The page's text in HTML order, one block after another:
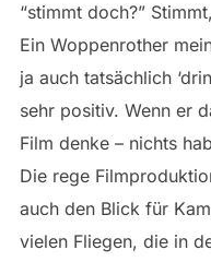
“stimmt doch?”
Ein Woppenrother
ja auch tatsächlich
sehr positiv. Wenn er
Film denke – nichts
Die rege
auch den Blick für
vielen Fliegen, die in